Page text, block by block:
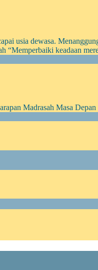
usia dewasa.
“Memperbaiki keadaan
Madrasah Masa Depan